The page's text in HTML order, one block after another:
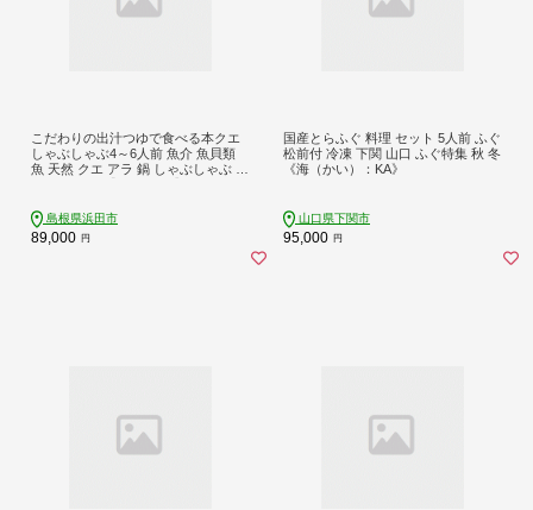
こだわりの出汁つゆで食べる本クエ
しゃぶしゃぶ4～6人前 魚介 魚貝類
魚 天然 クエ アラ 鍋 しゃぶしゃぶ 鍋
島根県浜田市
89,000 円
国産とらふぐ 料理 セット 5人前 ふぐ
松前付 冷凍 下関 山口 ふぐ特集 秋 冬
《海（かい）：KA》
山口県下関市
95,000 円